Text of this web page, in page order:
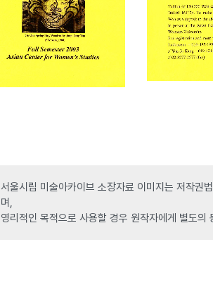
서울시립 미술아카이브 소장자료 이미지는 저작권
며,
영리적인 목적으로 사용할 경우 원작자에게 별도의